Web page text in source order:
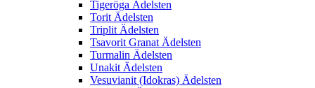
Tigeröga Ädelsten
Torit Ädelsten
Triplit Ädelsten
Tsavorit Granat Ädelsten
Turmalin Ädelsten
Unakit Ädelsten
Vesuvianit (Idokras) Ädelsten